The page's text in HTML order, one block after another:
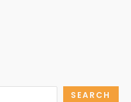
SEARCH